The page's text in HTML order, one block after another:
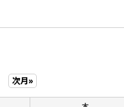
次月»